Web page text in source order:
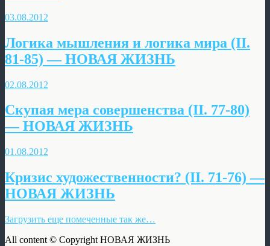
03.08.2012
Логика мышления и логика мира (II.
81-85) — НОВАЯ ЖИЗНЬ
02.08.2012
Скупая мера совершенства (II. 77-80)
— НОВАЯ ЖИЗНЬ
01.08.2012
Кризис художественности? (II. 71-76) —
НОВАЯ ЖИЗНЬ
Загрузить еще помеченные так же…
All content © Copyright НОВАЯ ЖИЗНЬ